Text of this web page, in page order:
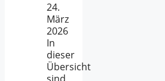
24.
März
2026
In
dieser
Übersicht